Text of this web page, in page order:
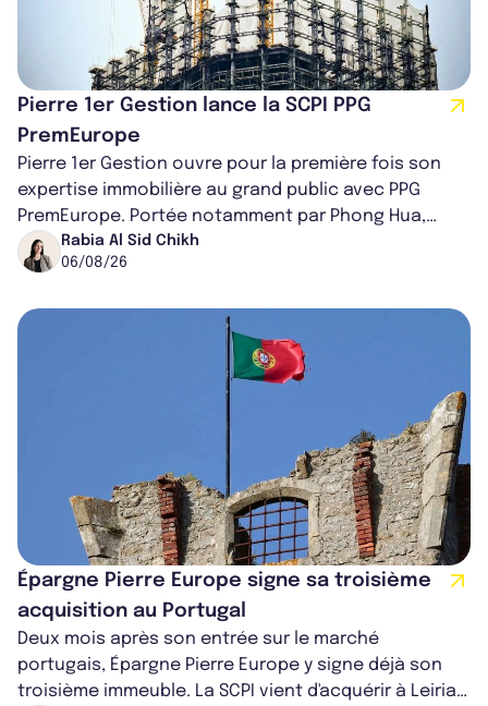
Pierre 1er Gestion lance la SCPI PPG
PremEurope
Pierre 1er Gestion ouvre pour la première fois son
expertise immobilière au grand public avec PPG
PremEurope. Portée notamment par Phong Hua,
ancien directeur des investissements d...
Rabia Al Sid Chikh
06/08/26
Épargne Pierre Europe signe sa troisième
acquisition au Portugal
Deux mois après son entrée sur le marché
portugais, Épargne Pierre Europe y signe déjà son
troisième immeuble. La SCPI vient d'acquérir à Leiria,